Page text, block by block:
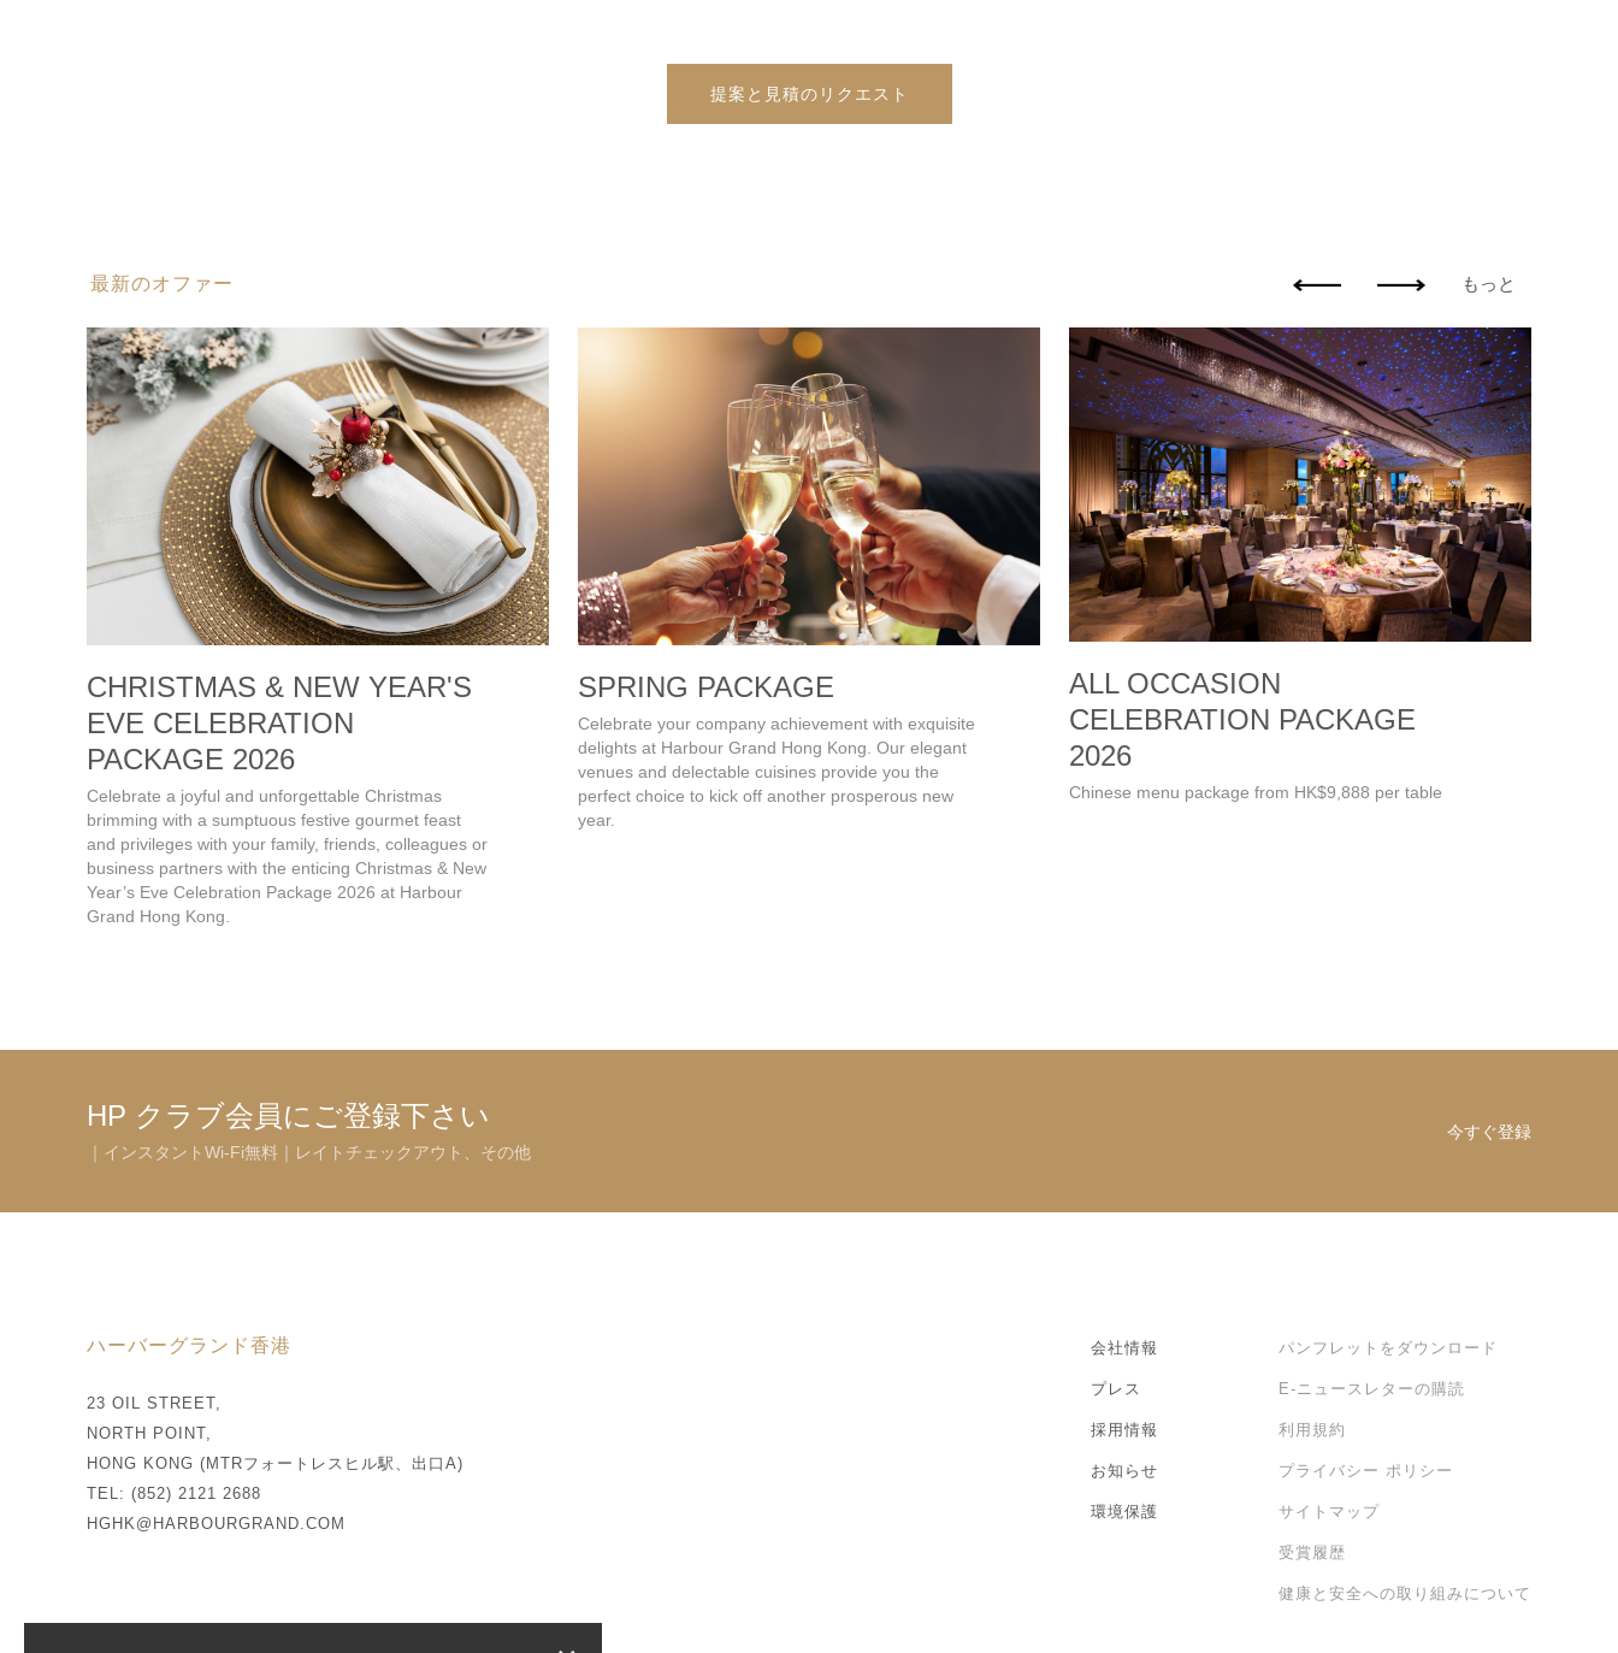
提案と見積のリクエスト
最新のオファー もっと
CHRISTMAS & NEW YEAR'S
EVE CELEBRATION
PACKAGE 2026
Celebrate a joyful and unforgettable Christmas
brimming with a sumptuous festive gourmet feast
and privileges with your family, friends, colleagues or
business partners with the enticing Christmas & New
Year’s Eve Celebration Package 2026 at Harbour
Grand Hong Kong.
SPRING PACKAGE
Celebrate your company achievement with exquisite
delights at Harbour Grand Hong Kong. Our elegant
venues and delectable cuisines provide you the
perfect choice to kick off another prosperous new
year.
ALL OCCASION
CELEBRATION PACKAGE
2026
Chinese menu package from HK$9,888 per table
HP クラブ会員にご登録下さい
｜インスタントWi-Fi無料｜レイトチェックアウト、その他
今すぐ登録
ハーバーグランド香港
23 OIL STREET,
NORTH POINT,
HONG KONG (MTRフォートレスヒル駅、出口A)
TEL: (852) 2121 2688
HGHK@HARBOURGRAND.COM
会社情報
プレス
採用情報
お知らせ
環境保護
パンフレットをダウンロード
E-ニュースレターの購読
利用規約
プライバシー ポリシー
サイトマップ
受賞履歴
健康と安全への取り組みについて